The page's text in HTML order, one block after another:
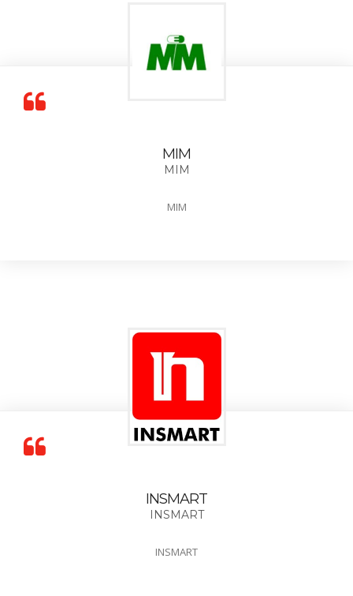
MIM
MIM
MIM
INSMART
INSMART
INSMART